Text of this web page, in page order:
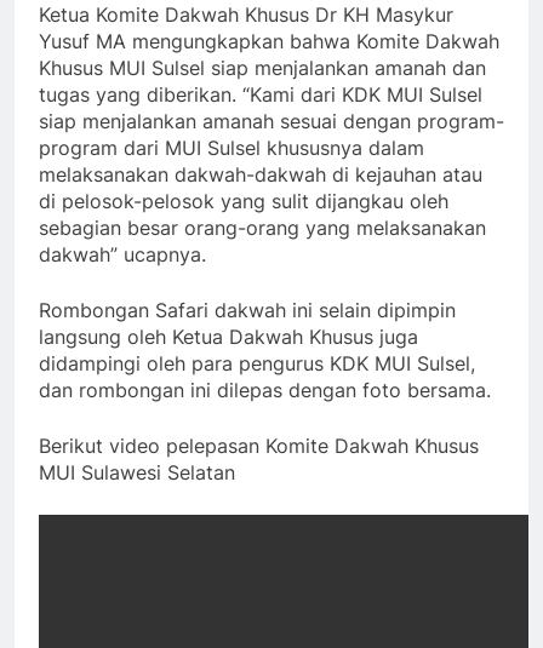
Ketua Komite Dakwah Khusus Dr KH Masykur
Yusuf MA mengungkapkan bahwa Komite Dakwah
Khusus MUI Sulsel siap menjalankan amanah dan
tugas yang diberikan. “Kami dari KDK MUI Sulsel
siap menjalankan amanah sesuai dengan program-
program dari MUI Sulsel khususnya dalam
melaksanakan dakwah-dakwah di kejauhan atau
di pelosok-pelosok yang sulit dijangkau oleh
sebagian besar orang-orang yang melaksanakan
dakwah” ucapnya.
Rombongan Safari dakwah ini selain dipimpin
langsung oleh Ketua Dakwah Khusus juga
didampingi oleh para pengurus KDK MUI Sulsel,
dan rombongan ini dilepas dengan foto bersama.
Berikut video pelepasan Komite Dakwah Khusus
MUI Sulawesi Selatan